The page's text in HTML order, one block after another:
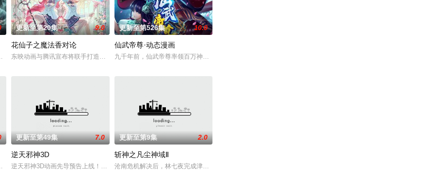
展开启“双师对决”，以曜为首的“星之队”和在校生们，在与学长们的奇妙互动中制造爆笑日常。当神秘危机降临，师生们放
袭，天生废灵根的少年秦雨体内意外觉醒神力，被选中成为神秘至强功法万物生的传承人。秦雨加入东大高武学院后逐渐结识侠肝义胆的一群伙伴，一
更新至第20集 9.0
花仙子之魔法香对论
东映动画与腾讯宣布将联手打造『花仙子』全新动画 新作将继承经典、结合潮流、呈现崭新的花仙子世界
更新至第526集 10.0
仙武帝尊·动态漫画
九千年前，仙武帝尊率领百万神将打入太古洪荒，却无一人归来，只有一缕真火遗留世间。九千年后，门派
婚。两人在洞房夜发起暗杀，却发现彼此皆是不死之身。为了得到对方宗门的秘宝御妖铃、镇魔钟，两人从死敌转为表面夫妻，虚
生武脉，再现世间！醉卧美人膝，成就丹道至尊！
更新至第49集 7.0
逆天邪神3D
逆天邪神3D动画先导预告上线！掌天毒之珠，承邪神之血，修逆天之力。高能工作室出品，爱奇艺全网独播，敬请期待！
更新至第9集 2.0
斩神之凡尘神域Ⅱ
沧南危机解决后，林七夜完成津南山为期一年的守夜人集训考核，成为了正式的守夜人后，重回136小队，